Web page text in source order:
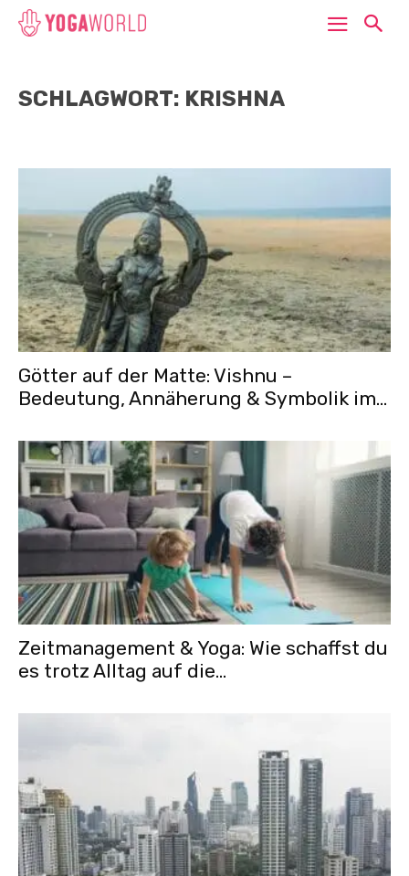
SCHLAGWORT: KRISHNA
Götter auf der Matte: Vishnu –
Bedeutung, Annäherung & Symbolik im...
Zeitmanagement & Yoga: Wie schaffst du
es trotz Alltag auf die...